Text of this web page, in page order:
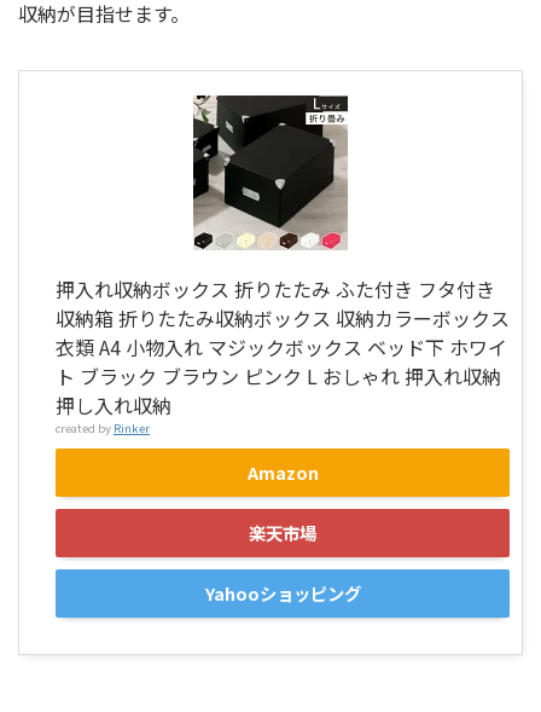
収納が目指せます。
押入れ収納ボックス 折りたたみ ふた付き フタ付き
収納箱 折りたたみ収納ボックス 収納カラーボックス
衣類 A4 小物入れ マジックボックス ベッド下 ホワイ
ト ブラック ブラウン ピンク L おしゃれ 押入れ収納
押し入れ収納
created by Rinker
Amazon
楽天市場
Yahooショッピング